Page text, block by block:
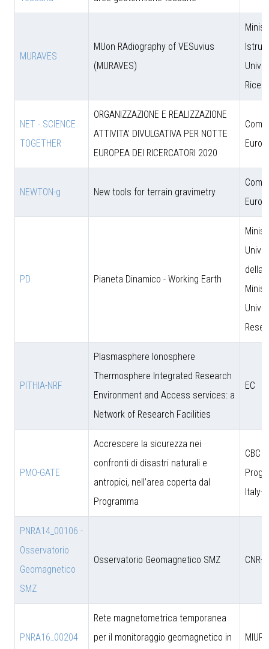
MURAVES
MUon RAdiography of VESuvius
(MURAVES)
NET - SCIENCE
TOGETHER
ORGANIZZAZIONE E REALIZZAZIONE
ATTIVITA' DIVULGATIVA PER NOTTE
EUROPEA DEI RICERCATORI 2020
NEWTON-g New tools for terrain gravimetry
PD Pianeta Dinamico - Working Earth
della
PITHIA-NRF
Plasmasphere Ionosphere
Thermosphere Integrated Research
Environment and Access services: a
Network of Research Facilities
EC
PMO-GATE
Accrescere la sicurezza nei
confronti di disastri naturali e
antropici, nell’area coperta dal
Programma
CBC
Italy-
PNRA14_00106 -
Osservatorio
Geomagnetico
SMZ
Osservatorio Geomagnetico SMZ CNR-
PNRA16_00204
Rete magnetometrica temporanea
per il monitoraggio geomagnetico in
MIUR